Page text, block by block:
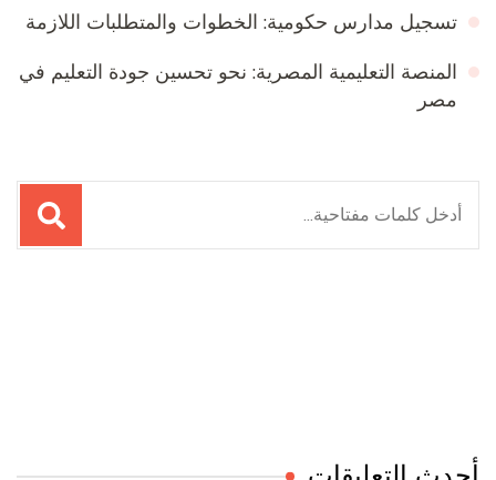
تسجيل مدارس حكومية: الخطوات والمتطلبات اللازمة
المنصة التعليمية المصرية: نحو تحسين جودة التعليم في
مصر
البحث
عن: